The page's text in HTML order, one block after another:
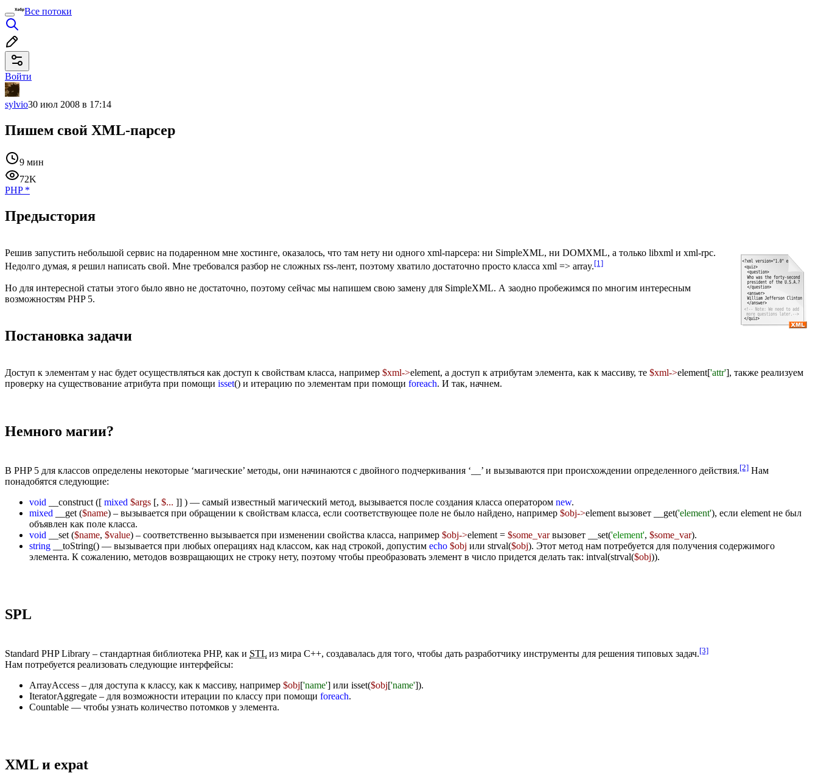
Все потоки
Войти
sylvio30 июл 2008 в 17:14
Пишем свой XML-парсер
9 мин
72K
PHP*
Предыстория
Решив запустить небольшой сервис на подаренном мне хостинге, оказалось, что там нету ни одного xml-парсера: ни SimpleXML, ни DOMXML, а только libxml и xml-rpc.
Недолго думая, я решил написать свой. Мне требовался разбор не сложных rss-лент, поэтому хватило достаточно просто класса xml => array.[1]
Но для интересной статьи этого было явно не достаточно, поэтому сейчас мы напишем свою замену для SimpleXML. А заодно пробежимся по многим интересным
возможностям PHP 5.
Постановка задачи
Доступ к элементам у нас будет осуществляться как доступ к свойствам класса, например $xml->element, а доступ к атрибутам элемента, как к массиву, те $xml->element['attr'], также реализуем
проверку на существование атрибута при помощи isset() и итерацию по элементам при помощи foreach. И так, начнем.
Немного магии?
В PHP 5 для классов определены некоторые ‘магические’ методы, они начинаются с двойного подчеркивания ‘__’ и вызываются при происхождении определенного действия.[2] Нам
понадобятся следующие:
void __construct ([ mixed $args [, $... ]] ) — самый известный магический метод, вызывается после создания класса оператором new.
mixed __get ($name) – вызывается при обращении к свойствам класса, если соответствующее поле не было найдено, например $obj->element вызовет __get('element'), если element не был
объявлен как поле класса.
void __set ($name, $value) – соответственно вызывается при изменении свойства класса, например $obj->element = $some_varвызовет __set('element', $some_var).
string __toString() — вызывается при любых операциях над классом, как над строкой, допустим echo $obj или strval($obj). Этот метод нам потребуется для получения содержимого
элемента. К сожалению, методов возвращающих не строку нету, поэтому чтобы преобразовать элемент в число придется делать так: intval(strval($obj)).
SPL
Standard PHP Library – стандартная библиотека PHP, как и STL из мира C++, создавалась для того, чтобы дать разработчику инструменты для решения типовых задач.[3]
Нам потребуется реализовать следующие интерфейсы:
ArrayAccess – для доступа к классу, как к массиву, например $obj['name'] или isset($obj['name']).
IteratorAggregate – для возможности итерации по классу при помощи foreach.
Countable — чтобы узнать количество потомков у элемента.
XML и expat